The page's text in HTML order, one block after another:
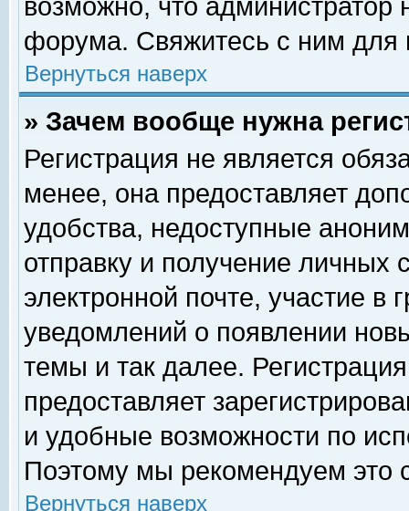
возможно, что
форума. Свяжитесь с ним для
Вернуться наверх
» Зачем вообще нужна
Регистрация не является
менее, она предоставляет
удобства, недоступные
отправку и получение личных
электронной почте, участие в
уведомлений о появлении
темы и так далее.
предоставляет
и удобные возможности по
Поэтому мы рекомендуем это
Вернуться наверх